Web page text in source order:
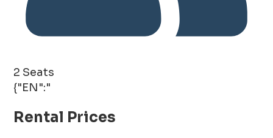
2 Seats
{"EN":"
Rental Prices